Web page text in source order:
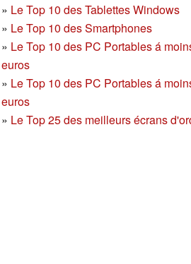
» Le Top 10 des Tablettes Windows
» Le Top 10 des Smartphones
» Le Top 10 des PC Portables á
euros
» Le Top 10 des PC Portables á
euros
» Le Top 25 des meilleurs écrans